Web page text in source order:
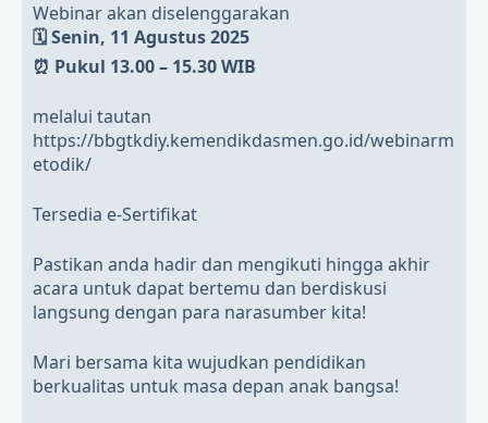
Webinar akan diselenggarakan
🗓 Senin, 11 Agustus 2025
⏰ Pukul 13.00 – 15.30 WIB
melalui tautan
https://bbgtkdiy.kemendikdasmen.go.id/webinarm
etodik/
Tersedia e-Sertifikat
Pastikan anda hadir dan mengikuti hingga akhir
acara untuk dapat bertemu dan berdiskusi
langsung dengan para narasumber kita!
Mari bersama kita wujudkan pendidikan
berkualitas untuk masa depan anak bangsa!